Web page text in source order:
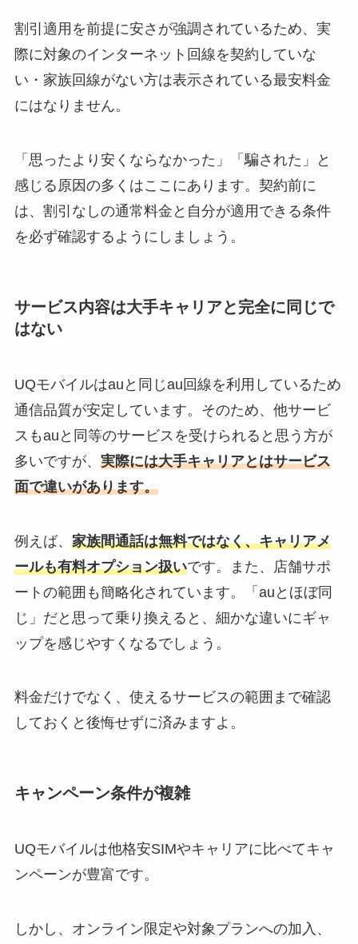
割引適用を前提に安さが強調されているため、実
際に対象のインターネット回線を契約していな
い・家族回線がない方は表示されている最安料金
にはなりません。
「思ったより安くならなかった」「騙された」と
感じる原因の多くはここにあります。契約前に
は、割引なしの通常料金と自分が適用できる条件
を必ず確認するようにしましょう。
サービス内容は大手キャリアと完全に同じで
はない
UQモバイルはauと同じau回線を利用しているため
通信品質が安定しています。そのため、他サービ
スもauと同等のサービスを受けられると思う方が
多いですが、 実際には大手キャリアとはサービス
面で違いがあります。
例えば、 家族間通話は無料ではなく、キャリアメ
ールも有料オプション扱いです。また、店舗サポ
ートの範囲も簡略化されています。「auとほぼ同
じ」だと思って乗り換えると、細かな違いにギャ
ップを感じやすくなるでしょう。
料金だけでなく、使えるサービスの範囲まで確認
しておくと後悔せずに済みますよ。
キャンペーン条件が複雑
UQモバイルは他格安SIMやキャリアに比べてキャ
ンペーンが豊富です。
しかし、オンライン限定や対象プランへの加入、